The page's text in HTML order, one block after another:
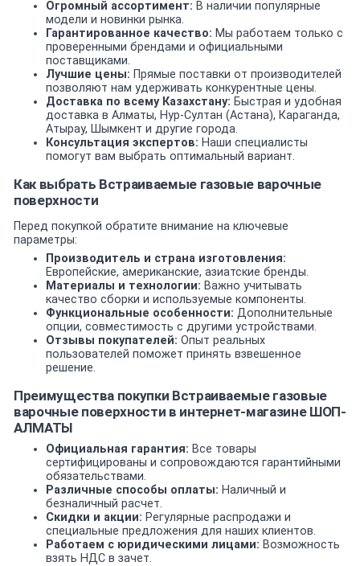
Огромный ассортимент: В наличии популярные
модели и новинки рынка.
Гарантированное качество: Мы работаем только с
проверенными брендами и официальными
поставщиками.
Лучшие цены: Прямые поставки от производителей
позволяют нам удерживать конкурентные цены.
Доставка по всему Казахстану: Быстрая и удобная
доставка в Алматы, Нур-Султан (Астана), Караганда,
Атырау, Шымкент и другие города.
Консультация экспертов: Наши специалисты
помогут вам выбрать оптимальный вариант.
Как выбрать Встраиваемые газовые варочные
поверхности
Перед покупкой обратите внимание на ключевые
параметры:
Производитель и страна изготовления:
Европейские, американские, азиатские бренды.
Материалы и технологии: Важно учитывать
качество сборки и используемые компоненты.
Функциональные особенности: Дополнительные
опции, совместимость с другими устройствами.
Отзывы покупателей: Опыт реальных
пользователей поможет принять взвешенное
решение.
Преимущества покупки Встраиваемые газовые
варочные поверхности в интернет-магазине ШОП-
АЛМАТЫ
Официальная гарантия: Все товары
сертифицированы и сопровождаются гарантийными
обязательствами.
Различные способы оплаты: Наличный и
безналичный расчет.
Скидки и акции: Регулярные распродажи и
специальные предложения для наших клиентов.
Работаем с юридическими лицами: Возможность
взять НДС в зачет.